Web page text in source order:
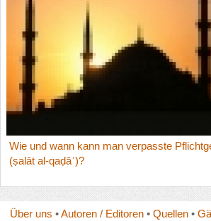
Wie und wann kann man verpasste
(ṣalāt al-qaḍāʾ)?
Über uns •Autoren / Editoren• Quellen•